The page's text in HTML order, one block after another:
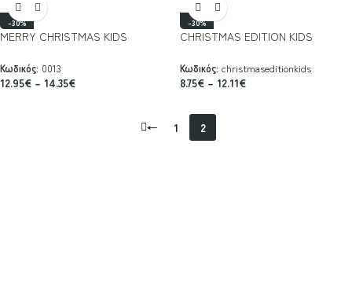
-30%
MERRY CHRISTMAS KIDS
Κωδικός: 0013
12.95€ – 14.35€
-30%
CHRISTMAS EDITION KIDS
Κωδικός: christmaseditionkids
8.75€ – 12.11€
← 1 2